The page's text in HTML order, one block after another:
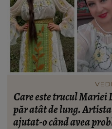
Ce să porți în Italia în
îmbraci în funcție de